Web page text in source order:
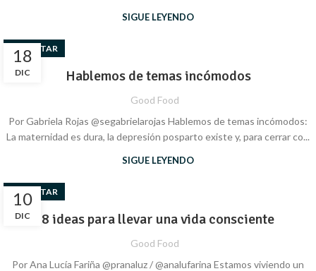
SIGUE LEYENDO
18
DIC
BIENESTAR
Hablemos de temas incómodos
Good Food
Por Gabriela Rojas @segabrielarojas Hablemos de temas incómodos:
La maternidad es dura, la depresión posparto existe y, para cerrar co...
SIGUE LEYENDO
10
DIC
BIENESTAR
8 ideas para llevar una vida consciente
Good Food
Por Ana Lucía Fariña @pranaluz / @analufarina Estamos viviendo un